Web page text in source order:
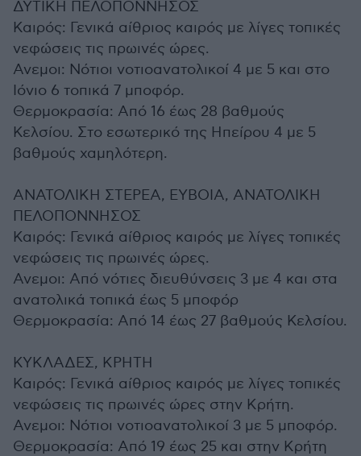
ΔΥΤΙΚΗ ΠΕΛΟΠΟΝΝΗΣΟΣ
Καιρός: Γενικά αίθριος καιρός με λίγες τοπικές
νεφώσεις τις πρωινές ώρες.
Ανεμοι: Νότιοι νοτιοανατολικοί 4 με 5 και στο
Ιόνιο 6 τοπικά 7 μποφόρ.
Θερμοκρασία: Από 16 έως 28 βαθμούς
Κελσίου. Στο εσωτερικό της Ηπείρου 4 με 5
βαθμούς χαμηλότερη.
ΑΝΑΤΟΛΙΚΗ ΣΤΕΡΕΑ, ΕΥΒΟΙΑ, ΑΝΑΤΟΛΙΚΗ
ΠΕΛΟΠΟΝΝΗΣΟΣ
Καιρός: Γενικά αίθριος καιρός με λίγες τοπικές
νεφώσεις τις πρωινές ώρες.
Ανεμοι: Από νότιες διευθύνσεις 3 με 4 και στα
ανατολικά τοπικά έως 5 μποφόρ
Θερμοκρασία: Από 14 έως 27 βαθμούς Κελσίου.
ΚΥΚΛΑΔΕΣ, ΚΡΗΤΗ
Καιρός: Γενικά αίθριος καιρός με λίγες τοπικές
νεφώσεις τις πρωινές ώρες στην Κρήτη.
Ανεμοι: Νότιοι νοτιοανατολικοί 3 με 5 μποφόρ.
Θερμοκρασία: Από 19 έως 25 και στην Κρήτη